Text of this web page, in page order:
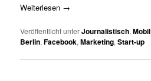
Weiterlesen →
Veröffentlicht unterJournalistisch,Mobil
Berlin,Facebook,Marketing,Start-up